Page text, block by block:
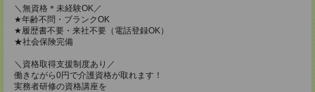
＼無資格＊未経験OK／
★年齢不問・ブランクOK
★履歴書不要・来社不要（電話登録OK）
★社会保険完備
＼資格取得支援制度あり／
働きながら0円で介護資格が取れます！
実務者研修の資格講座を